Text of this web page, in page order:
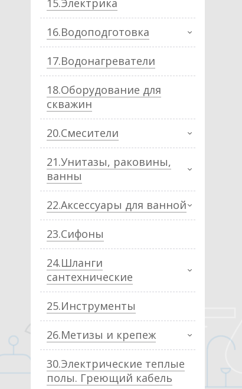
15.Электрика
16.Водоподготовка
17.Водонагреватели
18.Оборудование для
скважин
20.Смесители
21.Унитазы, раковины,
ванны
22.Аксессуары для ванной
23.Сифоны
24.Шланги
сантехнические
25.Инструменты
26.Метизы и крепеж
30.Электрические теплые
полы. Греющий кабель